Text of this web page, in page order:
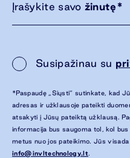
Įrašykite savo žinutę*
Susipažinau su
*Paspaudę „Siųsti“ sutinkate, kad
adresas ir užklausoje pateikti
atsakyti į Jūsų pateiktą užklausą.
informacija bus saugoma tol, kol
metus nuo jos pateikimo. Jūs
info@invltechnology.lt.